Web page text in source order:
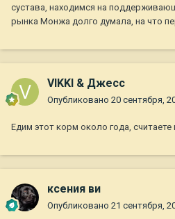
сустава, находимся на
рынка Монжа долго думала, на что
VIKKI & Джесс
Опубликовано 20 сентября,
Едим этот корм около года, считаете
ксения ви
Опубликовано 21 сентября,